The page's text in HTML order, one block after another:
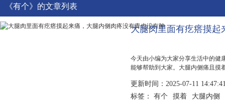
《有个》的文章列表
大腿肉里面有疙瘩摸起
今天由小编为大家分享生活中的健
能够帮助到大家。大腿内侧痛且摸
伤，治疗...
更新时间：2025-07-11
标签： 有个 摸着 大腿内侧